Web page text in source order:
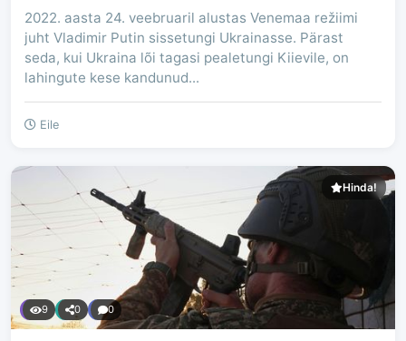
2022. aasta 24. veebruaril alustas Venemaa režiimi
juht Vladimir Putin sissetungi Ukrainasse. Pärast
seda, kui Ukraina lõi tagasi pealetungi Kiievile, on
lahingute kese kandunud...
Eile
Hinda!
9 0 0